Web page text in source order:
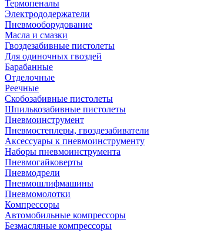
Термопеналы
Электрододержатели
Пневмооборудование
Масла и смазки
Гвоздезабивные пистолеты
Для одиночных гвоздей
Барабанные
Отделочные
Реечные
Скобозабивные пистолеты
Шпилькозабивные пистолеты
Пневмоинструмент
Пневмостеплеры, гвоздезабиватели
Аксессуары к пневмоинструменту
Наборы пневмоинструмента
Пневмогайковерты
Пневмодрели
Пневмошлифмашины
Пневмомолотки
Компрессоры
Автомобильные компрессоры
Безмасляные компрессоры